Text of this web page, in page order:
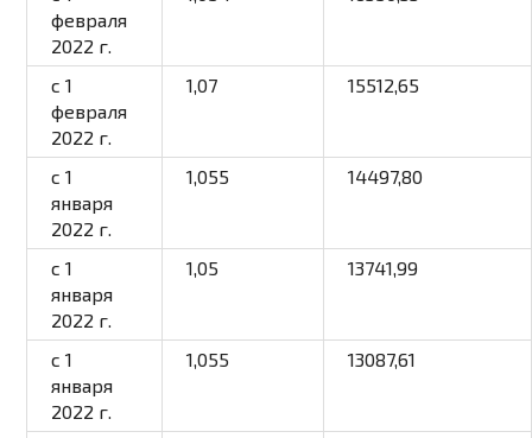
февраля
2022 г.
c 1
февраля
2022 г.
1,07 15512,65
с 1
января
2022 г.
1,055 14497,80
с 1
января
2022 г.
1,05 13741,99
с 1
января
2022 г.
1,055 13087,61